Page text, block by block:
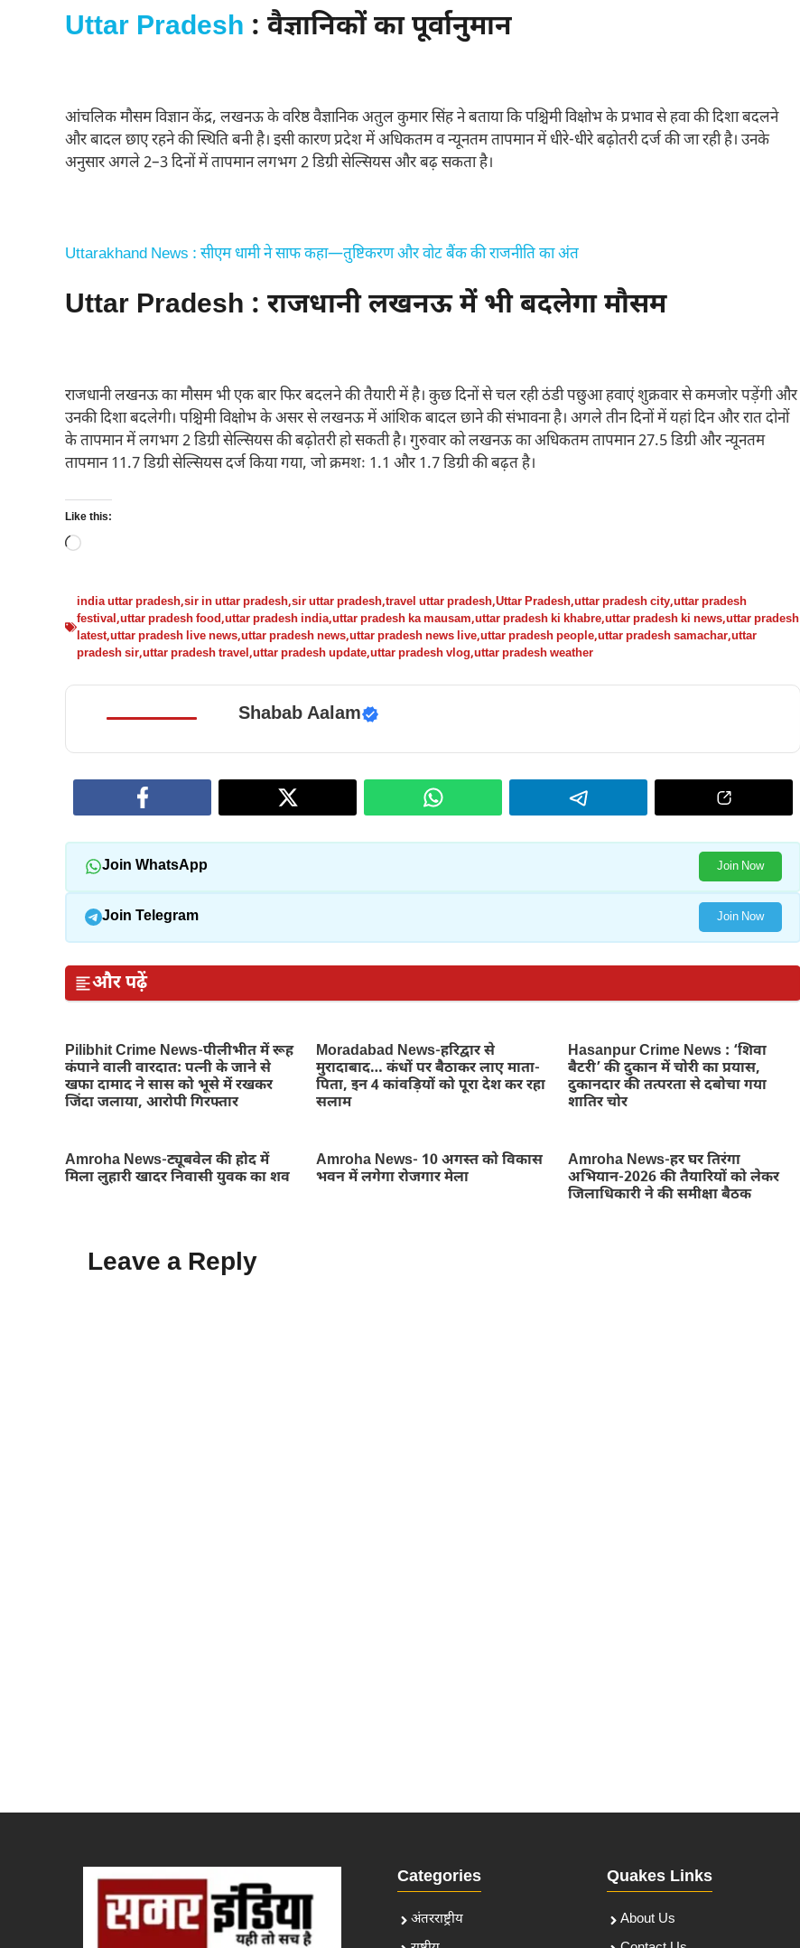
Uttar Pradesh : वैज्ञानिकों का पूर्वानुमान
आंचलिक मौसम विज्ञान केंद्र, लखनऊ के वरिष्ठ वैज्ञानिक अतुल कुमार सिंह ने बताया कि पश्चिमी विक्षोभ के प्रभाव से हवा की दिशा बदलने
और बादल छाए रहने की स्थिति बनी है। इसी कारण प्रदेश में अधिकतम व न्यूनतम तापमान में धीरे-धीरे बढ़ोतरी दर्ज की जा रही है। उनके
अनुसार अगले 2–3 दिनों में तापमान लगभग 2 डिग्री सेल्सियस और बढ़ सकता है।
Uttarakhand News : सीएम धामी ने साफ कहा—तुष्टिकरण और वोट बैंक की राजनीति का अंत
Uttar Pradesh : राजधानी लखनऊ में भी बदलेगा मौसम
राजधानी लखनऊ का मौसम भी एक बार फिर बदलने की तैयारी में है। कुछ दिनों से चल रही ठंडी पछुआ हवाएं शुक्रवार से कमजोर पड़ेंगी और
उनकी दिशा बदलेगी। पश्चिमी विक्षोभ के असर से लखनऊ में आंशिक बादल छाने की संभावना है। अगले तीन दिनों में यहां दिन और रात दोनों
के तापमान में लगभग 2 डिग्री सेल्सियस की बढ़ोतरी हो सकती है। गुरुवार को लखनऊ का अधिकतम तापमान 27.5 डिग्री और न्यूनतम
तापमान 11.7 डिग्री सेल्सियस दर्ज किया गया, जो क्रमशः 1.1 और 1.7 डिग्री की बढ़त है।
Like this:
Loading…
india uttar pradesh,sir in uttar pradesh,sir uttar pradesh,travel uttar pradesh,Uttar Pradesh,uttar pradesh city,uttar pradesh
festival,uttar pradesh food,uttar pradesh india,uttar pradesh ka mausam,uttar pradesh ki khabre,uttar pradesh ki news,uttar pradesh
latest,uttar pradesh live news,uttar pradesh news,uttar pradesh news live,uttar pradesh people,uttar pradesh samachar,uttar
pradesh sir,uttar pradesh travel,uttar pradesh update,uttar pradesh vlog,uttar pradesh weather
Shabab Aalam
Join WhatsApp Join Now
Join Telegram Join Now
और पढ़ें
Pilibhit Crime News-पीलीभीत में रूह
कंपाने वाली वारदात: पत्नी के जाने से
खफा दामाद ने सास को भूसे में रखकर
जिंदा जलाया, आरोपी गिरफ्तार
Moradabad News-हरिद्वार से
मुरादाबाद… कंधों पर बैठाकर लाए माता-
पिता, इन 4 कांवड़ियों को पूरा देश कर रहा
सलाम
Hasanpur Crime News : ‘शिवा
बैटरी’ की दुकान में चोरी का प्रयास,
दुकानदार की तत्परता से दबोचा गया
शातिर चोर
Amroha News-ट्यूबवेल की होद में
मिला लुहारी खादर निवासी युवक का शव
Amroha News- 10 अगस्त को विकास
भवन में लगेगा रोजगार मेला
Amroha News-हर घर तिरंगा
अभियान-2026 की तैयारियों को लेकर
जिलाधिकारी ने की समीक्षा बैठक
Leave a Reply
Categories
अंतरराष्ट्रीय
Quakes Links
About Us